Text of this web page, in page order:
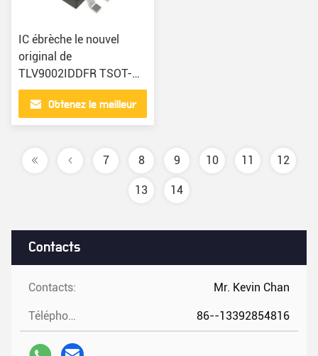
Contacts
Contacts: Mr. Kevin Chan
Téléphone: 86--13392854816
IC ébrèche le nouvel
original de
TLV9002IDDFR TSOT-
23-8 DANS le service sur
un seul point de vente
COURANT de BOM
Obtenez le meilleur
7 8 9 10 11 12
13 14